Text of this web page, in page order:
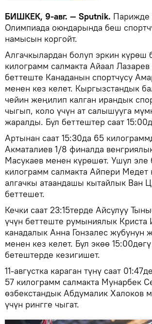
БИШКЕК, 9-авг. — Sputnik. Парижде
Олимпиада оюндарында беш
намысын коргойт.
Алгачкылардан болуп эркин күрөш
килограмм салмакта Айаал Лазарев
беттеште Канаданын спортчусу
менен кез келет. Кыргызстандык
чейин жеңилип калган ирандык
чыгып, коло үчүн ат салышууга
жаралды. Бул беттештер саат
Артынан саат 15:30да 65
Акматалиев 1/8 финалда
Масукаев менен күрөшөт. Ушул эле
килограмм салмакта Айпери Медет
алгачкы атаандашы кытайлык Ван
беттешет.
Кечки саат 23:15терде Айсулуу
үчүн беттеште румыниялык Криста
канадалык Анна Гонзалес жубунун
менен кез келет. Бул экөө
бетештерде кезигишет.
11-августка караган түнү саат
57 килограмм салмакта Мунарбек
өзбекстандык Абдумалик Халоков
үчүн рингге чыгат.